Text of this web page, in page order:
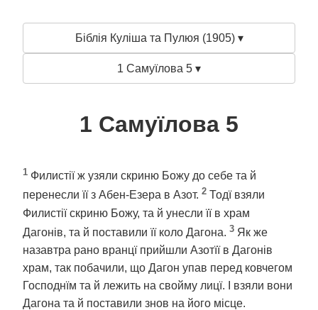
Біблія Куліша та Пулюя (1905) ▾
1 Самуїлова 5 ▾
1 Самуїлова 5
1 Филистії ж узяли скриню Божу до себе та й
перенесли її з Абен-Езера в Азот. 2 Тодї взяли
Филистії скриню Божу, та й унесли її в храм
Дагонів, та й поставили її коло Дагона. 3 Як же
назавтра рано вранцї прийшли Азотїї в Дагонів
храм, так побачили, що Дагон упав перед ковчегом
Господнїм та й лежить на свойму лицї. І взяли вони
Дагона та й поставили знов на його місце.